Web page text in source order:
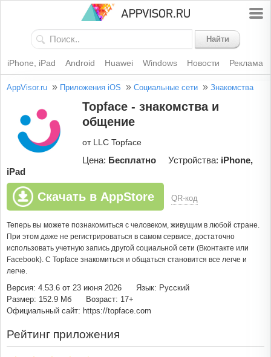
Найти
iPhone, iPad Android Huawei Windows Новости Реклама
AppVisor.ru » Приложения iOS » Социальные сети » Знакомства
Topface - знакомства и
общение
от LLC Topface
Цена: Бесплатно Устройства: iPhone,
iPad
Скачать в AppStore QR-код
Теперь вы можете познакомиться с человеком, живущим в любой стране.
При этом даже не регистрироваться в самом сервисе, достаточно
использовать учетную запись другой социальной сети (Вконтакте или
Facebook). С Topface знакомиться и общаться становится все легче и
легче.
Версия: 4.53.6 от 23 июня 2026
Язык: Русский
Размер: 152.9 Мб
Возраст: 17+
Официальный сайт: https://topface.com
Рейтинг приложения